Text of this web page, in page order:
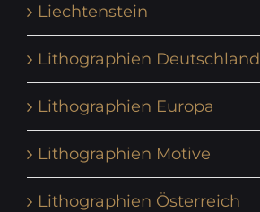
Liechtenstein
Lithographien Deutschland
Lithographien Europa
Lithographien Motive
Lithographien Österreich